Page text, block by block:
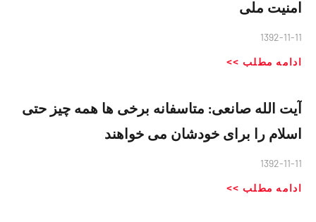
امنیت ملی
1392-11-11
ادامه مطلب >>
آیت الله صانعی: متاسفانه برخی ها همه چیز حتی
اسلام را برای خودشان می خواهند
1392-11-11
ادامه مطلب >>